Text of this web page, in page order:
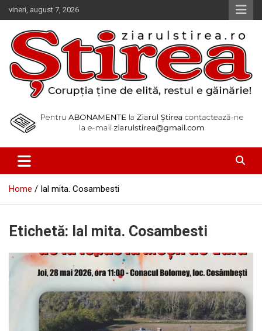
Skip
to
content
vineri, august 7, 2026
Ziarul Știrea
Home Ial mita. Cosambesti
Etichetă: Ial mita. Cosambesti